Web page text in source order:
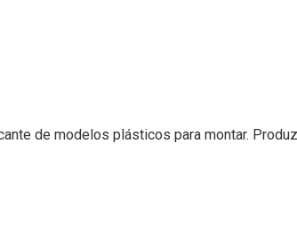
de modelos plásticos para montar.